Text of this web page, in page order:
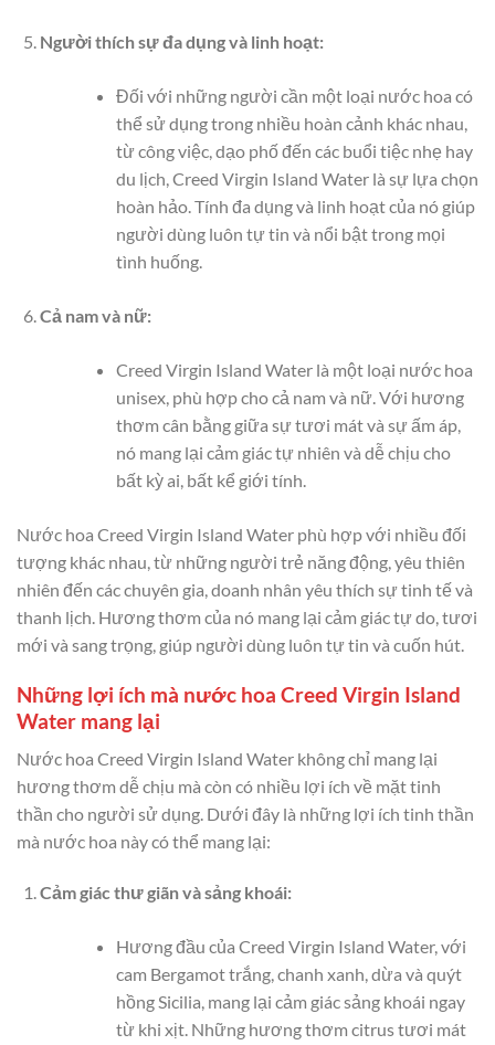
Người thích sự đa dụng và linh hoạt:
Đối với những người cần một loại nước hoa có
thể sử dụng trong nhiều hoàn cảnh khác nhau,
từ công việc, dạo phố đến các buổi tiệc nhẹ hay
du lịch, Creed Virgin Island Water là sự lựa chọn
hoàn hảo. Tính đa dụng và linh hoạt của nó giúp
người dùng luôn tự tin và nổi bật trong mọi
tình huống.
Cả nam và nữ:
Creed Virgin Island Water là một loại nước hoa
unisex, phù hợp cho cả nam và nữ. Với hương
thơm cân bằng giữa sự tươi mát và sự ấm áp,
nó mang lại cảm giác tự nhiên và dễ chịu cho
bất kỳ ai, bất kể giới tính.
Nước hoa Creed Virgin Island Water phù hợp với nhiều đối
tượng khác nhau, từ những người trẻ năng động, yêu thiên
nhiên đến các chuyên gia, doanh nhân yêu thích sự tinh tế và
thanh lịch. Hương thơm của nó mang lại cảm giác tự do, tươi
mới và sang trọng, giúp người dùng luôn tự tin và cuốn hút.
Những lợi ích mà nước hoa Creed Virgin Island
Water mang lại
Nước hoa Creed Virgin Island Water không chỉ mang lại
hương thơm dễ chịu mà còn có nhiều lợi ích về mặt tinh
thần cho người sử dụng. Dưới đây là những lợi ích tinh thần
mà nước hoa này có thể mang lại:
Cảm giác thư giãn và sảng khoái:
Hương đầu của Creed Virgin Island Water, với
cam Bergamot trắng, chanh xanh, dừa và quýt
hồng Sicilia, mang lại cảm giác sảng khoái ngay
từ khi xịt. Những hương thơm citrus tươi mát